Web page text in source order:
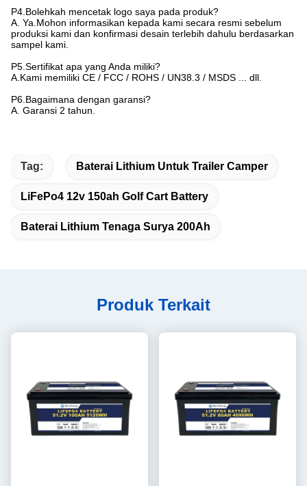
P4.Bolehkah mencetak logo saya pada produk?
A. Ya.Mohon informasikan kepada kami secara resmi sebelum
produksi kami dan konfirmasi desain terlebih dahulu berdasarkan
sampel kami.
P5.Sertifikat apa yang Anda miliki?
A.Kami memiliki CE / FCC / ROHS / UN38.3 / MSDS ... dll.
P6.Bagaimana dengan garansi?
A. Garansi 2 tahun.
Tag: Baterai Lithium Untuk Trailer Camper
LiFePo4 12v 150ah Golf Cart Battery
Baterai Lithium Tenaga Surya 200Ah
Produk Terkait